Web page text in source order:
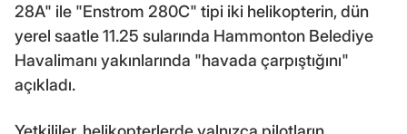
28A" ile "Enstrom 280C" tipi iki helikopterin, dün
yerel saatle 11.25 sularında Hammonton Belediye
Havalimanı yakınlarında "havada çarpıştığını"
açıkladı.